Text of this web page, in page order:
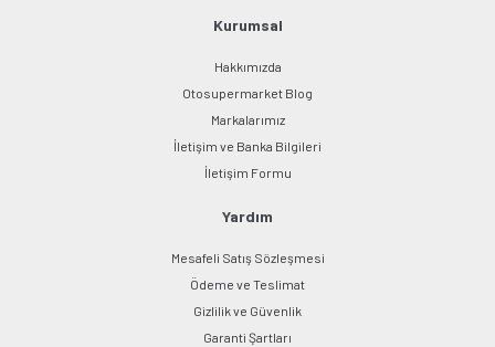
Kurumsal
Hakkımızda
Otosupermarket Blog
Markalarımız
İletişim ve Banka Bilgileri
İletişim Formu
Yardım
Mesafeli Satış Sözleşmesi
Ödeme ve Teslimat
Gizlilik ve Güvenlik
Garanti Şartları